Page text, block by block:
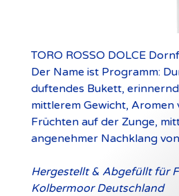
TORO ROSSO DOLCE
Der Name ist Programm:
duftendes Bukett,
mittlerem Gewicht,
Früchten auf der Zunge,
angenehmer Nachklang
Hergestellt & Abgefüllt für
Kolbermoor Deutschland